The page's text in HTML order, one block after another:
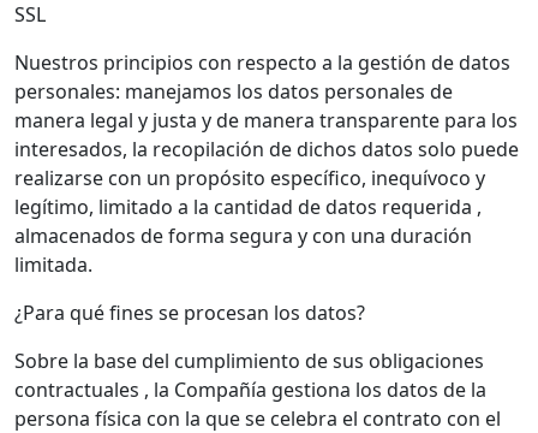
SSL
Nuestros principios con respecto a la gestión de datos
personales: manejamos los datos personales de
manera legal y justa y de manera transparente para los
interesados, la recopilación de dichos datos solo puede
realizarse con un propósito específico, inequívoco y
legítimo, limitado a la cantidad de datos requerida ,
almacenados de forma segura y con una duración
limitada.
¿Para qué fines se procesan los datos?
Sobre la base del cumplimiento de sus obligaciones
contractuales , la Compañía gestiona los datos de la
persona física con la que se celebra el contrato con el